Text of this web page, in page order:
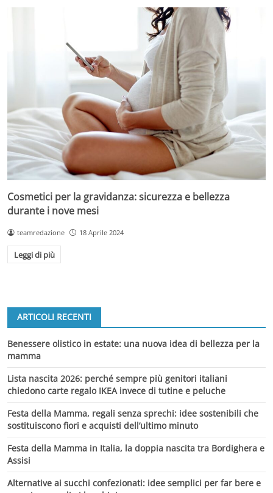
Cosmetici per la gravidanza: sicurezza e bellezza
durante i nove mesi
teamredazione 18 Aprile 2024
Leggi di più
ARTICOLI RECENTI
Benessere olistico in estate: una nuova idea di bellezza per la
mamma
Lista nascita 2026: perché sempre più genitori italiani
chiedono carte regalo IKEA invece di tutine e peluche
Festa della Mamma, regali senza sprechi: idee sostenibili che
sostituiscono fiori e acquisti dell’ultimo minuto
Festa della Mamma in Italia, la doppia nascita tra Bordighera e
Assisi
Alternative ai succhi confezionati: idee semplici per far bere e